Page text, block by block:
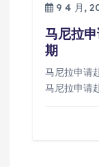
9 4 月,
马尼拉
期
马尼拉申请
马尼拉申请